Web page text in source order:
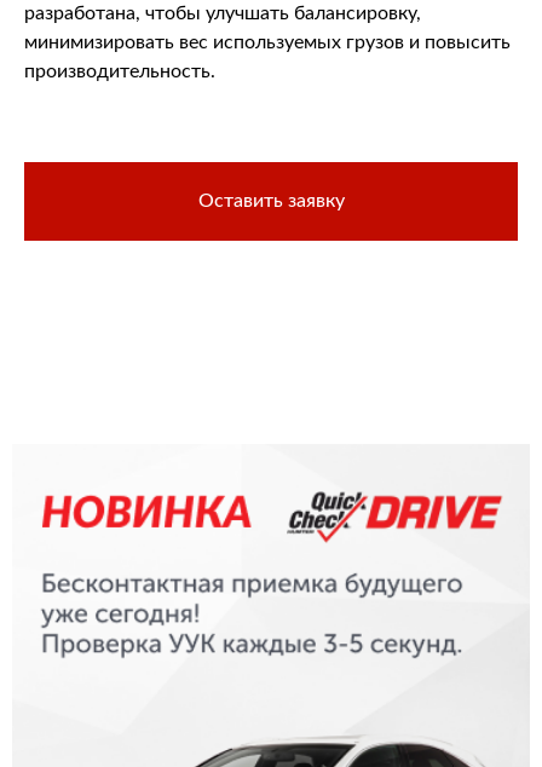
разработана, чтобы улучшать балансировку,
минимизировать вес используемых грузов и повысить
производительность.
Оставить заявку